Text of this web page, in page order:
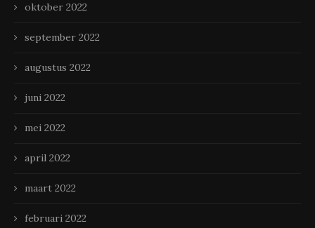
oktober 2022
september 2022
augustus 2022
juni 2022
mei 2022
april 2022
maart 2022
februari 2022